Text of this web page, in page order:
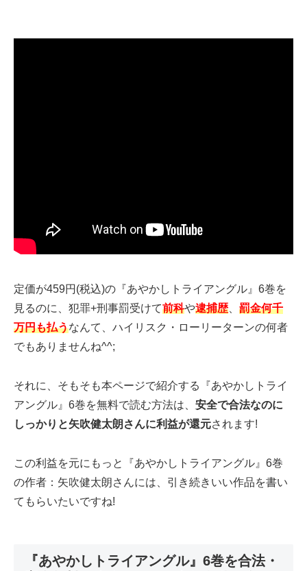
定価が459円(税込)の『あやかしトライアングル』6巻を
見るのに、犯罪+刑事罰受けて前科や逮捕歴、 罰金何千
万円も払うなんて、ハイリスク・ローリーターンの何者
でもありませんね^^;
それに、そもそも本ページで紹介する『あやかしトライ
アングル』6巻を無料で読む方法は、 安全で合法なのに
しっかりと矢吹健太朗さんに利益が還元されます!
この利益を元にもっと『あやかしトライアングル』6巻
の作者：矢吹健太朗さんには、引き続きいい作品を書い
てもらいたいですね!
『あやかしトライアングル』6巻を合法・